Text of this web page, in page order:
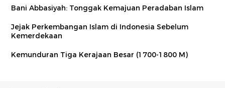
Bani Abbasiyah: Tonggak Kemajuan Peradaban Islam
Jejak Perkembangan Islam di Indonesia Sebelum
Kemerdekaan
Kemunduran Tiga Kerajaan Besar (1700-1800 M)